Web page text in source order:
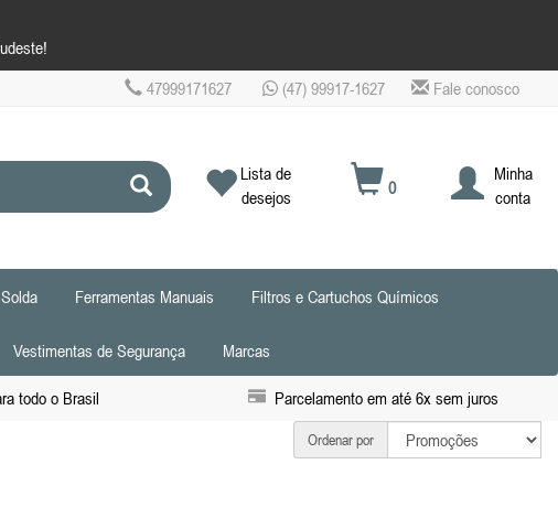
47999171627 (47) 99917-1627 Fale conosco
Lista de
desejos
0
Minha
conta
Ferramentas Manuais Filtros e Cartuchos Químicos
Vestimentas de Segurança Marcas
todo o Brasil Parcelamento em até 6x sem juros
Ordenar por